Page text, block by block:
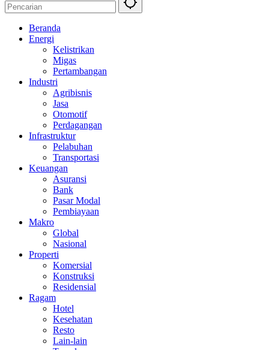
Beranda
Energi
Kelistrikan
Migas
Pertambangan
Industri
Agribisnis
Jasa
Otomotif
Perdagangan
Infrastruktur
Pelabuhan
Transportasi
Keuangan
Asuransi
Bank
Pasar Modal
Pembiayaan
Makro
Global
Nasional
Properti
Komersial
Konstruksi
Residensial
Ragam
Hotel
Kesehatan
Resto
Lain-lain